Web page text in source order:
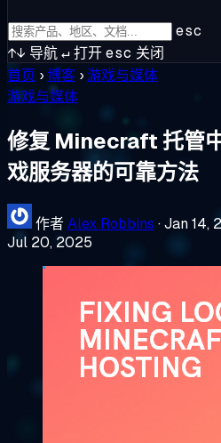
esc
↑↓ 导航↵打开esc 关闭
首页 ›博客 ›游戏与媒体
游戏与媒体
修复 Minecraft 托管
戏服务器的可靠方法
作者Alex Robbins ·Jan 14,
Jul 20, 2025